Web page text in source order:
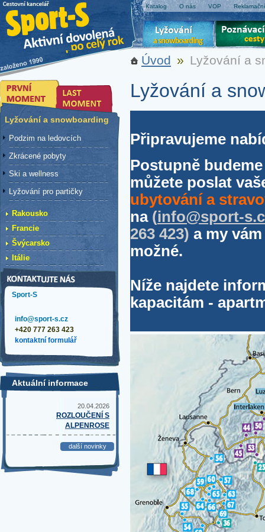
Katalog O nás VOP
Úvod » Lyžování a
Lyžování a
Připravujeme
Postupně
můžete poslat
ubytování a
na (info@sport-
263 423) a my
možné.
Níže najdete
kapacitám -
Lyžování a snowboarding
Podzim na ledovcích
Zkrácené pobyty
Ski a wellness
Lyžování pro partičky
Rakousko
Francie
Švýcarsko
Itálie
Sport-S
info@sport-s.cz
+420 777 263 423
kontaktní formulář
Aktuální informace
20.04.2026
ROZLOUČENÍ S
ALPENROSE
další novinky